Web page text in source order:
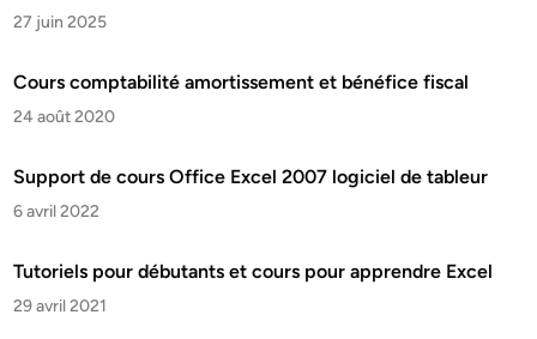
27 juin 2025
Cours comptabilité amortissement et bénéfice fiscal
24 août 2020
Support de cours Office Excel 2007 logiciel de tableur
6 avril 2022
Tutoriels pour débutants et cours pour apprendre Excel
29 avril 2021